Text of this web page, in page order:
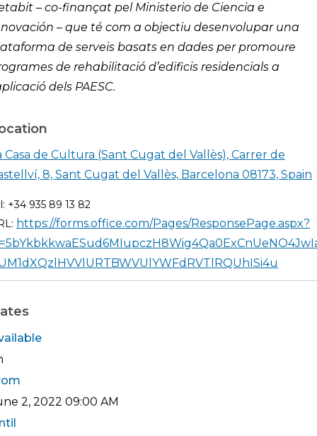
– co-finançat pel Ministerio de Ciencia e
– que té com a objectiu desenvolupar una
de serveis basats en dades per promoure
de rehabilitació d’edificis residencials a
dels PAESC.
Casa de Cultura (Sant Cugat del Vallès), Carrer de
8, Sant Cugat del Vallès, Barcelona 08173, Spain
+34 935 89 13 82
https://forms.office.com/Pages/ResponsePage.aspx?
2, 2022 09:00 AM